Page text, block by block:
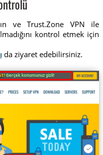
ve Trust.Zone VPN ile
kontrol etmek için
da ziyaret edebilirsiniz.
! Gerçek konumunuz gizli!